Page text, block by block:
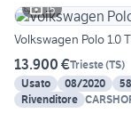
15
Volkswagen Polo 1.0
13.900 €Trieste(TS)
Usato
08/2020
Rivenditore